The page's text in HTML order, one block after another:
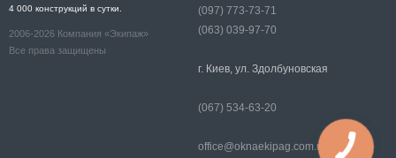
4 000 конструкций в сутки.
2006-2026 Компания «Экипаж»
Все права защищены
(097) 773-73-71
(063) 039-97-70
г. Киев, ул. Здолбуновская
(067) 534-63-20
office@oknaekipag.com.ua